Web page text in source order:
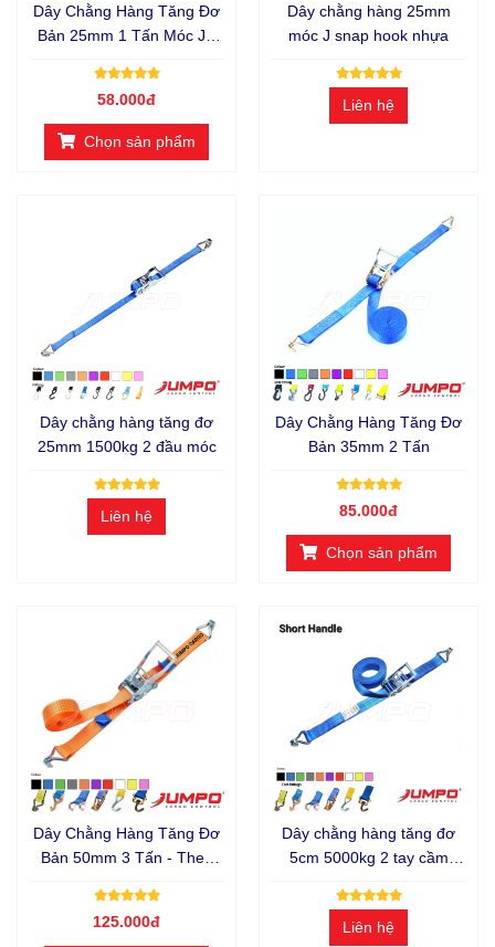
Dây Chằng Hàng Tăng Đơ
Bản 25mm 1 Tấn Móc J -
58.000đ
Chọn sản phẩm
Dây chằng hàng 25mm
móc J snap hook nhựa
Liên hệ
Dây chằng hàng tăng đơ
25mm 1500kg 2 đầu móc
Liên hệ
Dây Chằng Hàng Tăng Đơ
Bản 35mm 2 Tấn
85.000đ
Chọn sản phẩm
Dây Chằng Hàng Tăng Đơ
Bản 50mm 3 Tấn - Theo
125.000đ
Dây chằng hàng tăng đơ
5cm 5000kg 2 tay cầm
Liên hệ